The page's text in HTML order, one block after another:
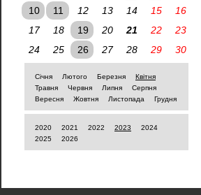
10
11 12 13 14 15
16
17
18 19 20 21 22
23
24
25 26 27 28 29 30
Січня Лютого Березня
Квітня
Травня
Червня Липня
Серпня
Вересня
Жовтня Листопада Грудня
2020 2021 2022 2023
2024
2025
2026